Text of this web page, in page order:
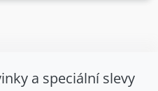
a speciální slevy